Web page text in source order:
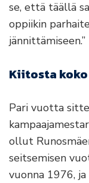
se, että täällä
oppiikin
jännittämiseen.”
Kiitosta
Pari vuotta
ollut
seitsemisen
vuonna 1976,